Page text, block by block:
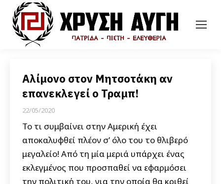
Αλίμονο στον Μητσοτάκη αν
επανεκλεγεί ο Τραμπ!
22/05/2020
Το τι συμβαίνει στην Αμερική έχει
αποκαλυφθεί πλέον σ’ όλο του το θλιβερό
μεγαλείο! Από τη μία μεριά υπάρχει ένας
εκλεγμένος που προσπαθεί να εφαρμόσει
την πολιτική του, για την οποία θα κριθεί